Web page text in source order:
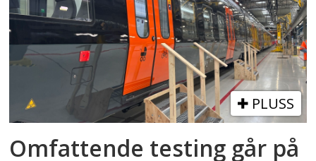
PLUSS
Omfattende testing går på